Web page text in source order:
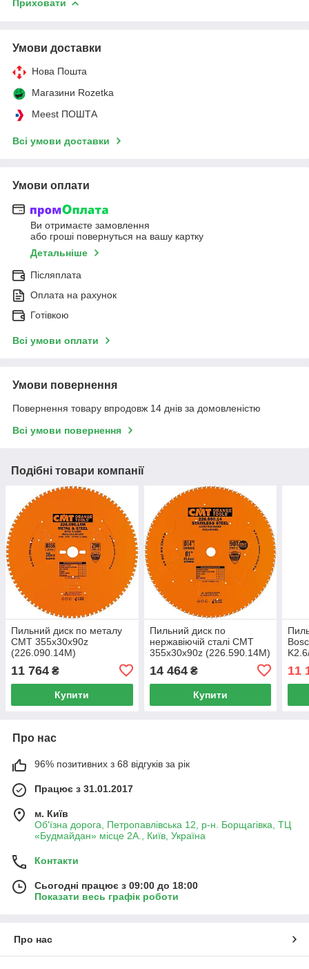
Приховати
Умови доставки
Нова Пошта
Магазини Rozetka
Meest ПОШТА
Всі умови доставки
Умови оплати
Ви отримаєте замовлення
або гроші повернуться на вашу картку
Детальніше
Післяплата
Оплата на рахунок
Готівкою
Всі умови оплати
Умови повернення
Повернення товару впродовж 14 днів за домовленістю
Всі умови повернення
Подібні товари компанії
Пильний диск по металу
СМТ 355х30х90z
(226.090.14M)
11 764 ₴
Купити
Пильний диск по
нержавіючій сталі СМТ
355х30х90z (226.590.14M)
14 464₴
Купити
11
Про нас
96% позитивних з 68 відгуків за рік
Працює з 31.01.2017
м. Київ
Об'їзна дорога, Петропавлівська 12, р-н. Борщагівка, ТЦ
«Будмайдан» місце 2А., Київ, Україна
Контакти
Сьогодні працює з 09:00 до 18:00
Показати весь графік роботи
Про нас